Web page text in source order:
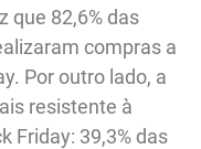
que 82,6% das
compras a
Por outro lado, a
resistente à
Friday: 39,3% das